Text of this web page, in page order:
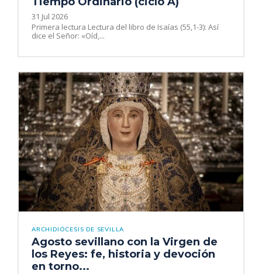
31 Jul 2026
Primera lectura Lectura del libro de Isaías (55,1-3): Así
dice el Señor: «Oíd,...
ARCHIDIÓCESIS DE SEVILLA
Agosto sevillano con la Virgen de
los Reyes: fe, historia y devoción
en torno...